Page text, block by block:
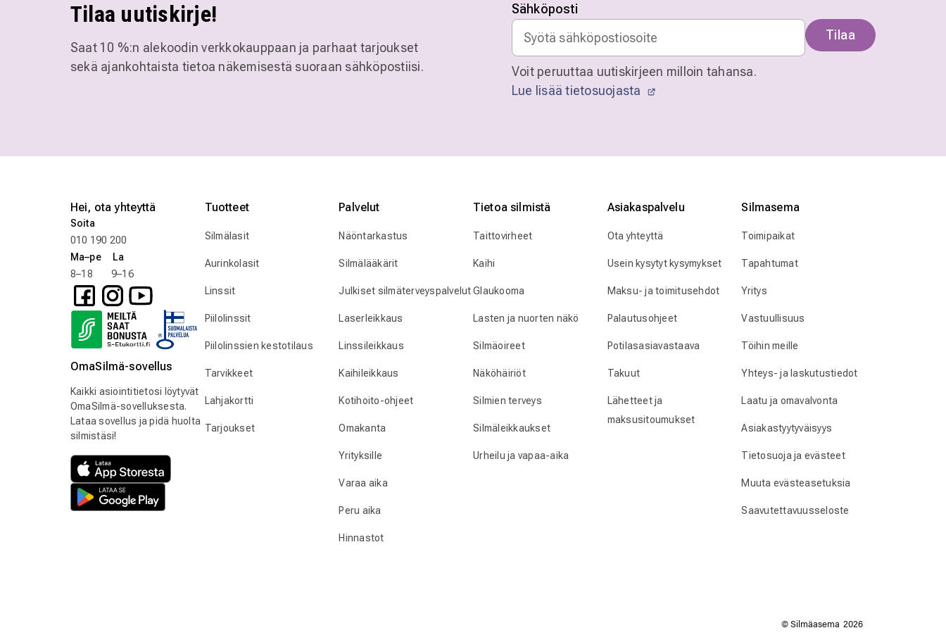
Tilaa uutiskirje!
Saat 10 %:n alekoodin verkkokauppaan ja parhaat tarjoukset
sekä ajankohtaista tietoa näkemisestä suoraan sähköpostiisi.
Sähköposti
Tilaa
Voit peruuttaa uutiskirjeen milloin tahansa.
Lue lisää tietosuojasta
Hei, ota yhteyttä
Soita
010 190 200
Ma–pe La
8–18 9–16
OmaSilmä-sovellus
Kaikki asiointitietosi löytyvät
OmaSilmä-sovelluksesta.
Lataa sovellus ja pidä huolta
silmistäsi!
Tuotteet
Silmälasit
Aurinkolasit
Linssit
Piilolinssit
Piilolinssien kestotilaus
Tarvikkeet
Lahjakortti
Tarjoukset
Palvelut
Näöntarkastus
Silmälääkärit
Julkiset silmäterveyspalvelut
Laserleikkaus
Linssileikkaus
Kaihileikkaus
Kotihoito-ohjeet
Omakanta
Yrityksille
Varaa aika
Peru aika
Hinnastot
Tietoa silmistä
Taittovirheet
Kaihi
Glaukooma
Lasten ja nuorten näkö
Silmäoireet
Näköhäiriöt
Silmien terveys
Silmäleikkaukset
Urheilu ja vapaa-aika
Asiakaspalvelu
Ota yhteyttä
Usein kysytyt kysymykset
Maksu- ja toimitusehdot
Palautusohjeet
Potilasasiavastaava
Takuut
Lähetteet ja
maksusitoumukset
Silmӓasema
Toimipaikat
Tapahtumat
Yritys
Vastuullisuus
Töihin meille
Yhteys- ja laskutustiedot
Laatu ja omavalvonta
Asiakastyytyväisyys
Tietosuoja ja evästeet
Muuta evästeasetuksia
Saavutettavuusseloste
2026
© Silmäasema